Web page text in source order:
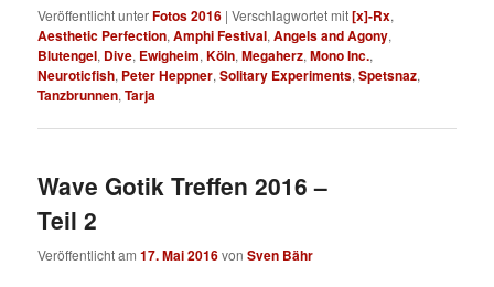
Veröffentlicht unterFotos 2016 |Verschlagwortet mit[x]-Rx,
Aesthetic Perfection,Amphi Festival,Angels and Agony,
Blutengel, Dive, Ewigheim,Köln,Megaherz,Mono Inc.,
Neuroticfish, Peter Heppner,Solitary Experiments,Spetsnaz,
Tanzbrunnen,Tarja
Wave Gotik Treffen 2016 –
Teil 2
Veröffentlicht am17. Mai 2016vonSven Bähr